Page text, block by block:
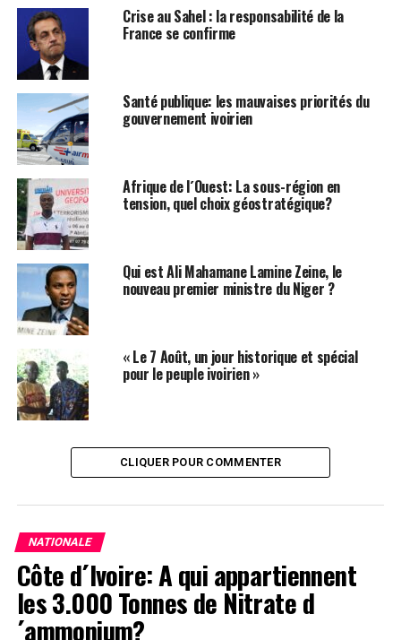
SUJETS ASSOCIÉS: CÔTE D'IVOIRE FRANCE
LEADERNEWS
NATHALIE YAMB
VIDEO VIDEOS
SUIVANT
Côte d´Ivoire /Fin d´exil: L´Ex-Ministre Ahoua Don Mello
bientôt en Côte d´Ivoire
À NE PAS RATER !
« La France est un Etat criminel » Nathalie Yamb
Herve Christ
Crise au Sahel : la responsabilité de la
France se confirme
Santé publique: les mauvaises priorités du
gouvernement ivoirien
Afrique de l´Ouest: La sous-région en
tension, quel choix géostratégique?
Qui est Ali Mahamane Lamine Zeine, le
nouveau premier ministre du Niger ?
« Le 7 Août, un jour historique et spécial
pour le peuple ivoirien »
CLIQUER POUR COMMENTER
NATIONALE
Côte d´Ivoire: A qui appartiennent
les 3.000 Tonnes de Nitrate d
´ammonium?